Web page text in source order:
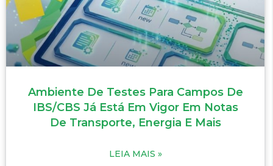
Ambiente De Testes Para Campos De
IBS/CBS Já Está Em Vigor Em Notas
De Transporte, Energia E Mais
LEIA MAIS »